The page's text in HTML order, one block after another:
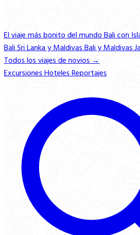
El viaje más bonito del mundoBali con
BaliSri Lanka y MaldivasBali y Maldivas
Todos los viajes de novios →
ExcursionesHotelesReportajes